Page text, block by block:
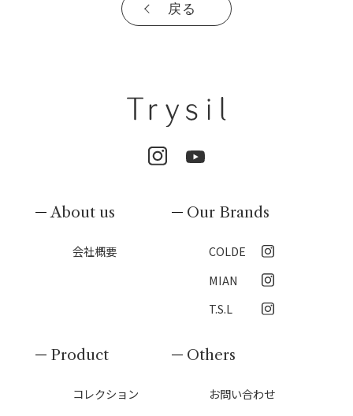
戻る
About us
会社概要
Our Brands
COLDE
MIAN
T.S.L
Product
コレクション
Others
お問い合わせ